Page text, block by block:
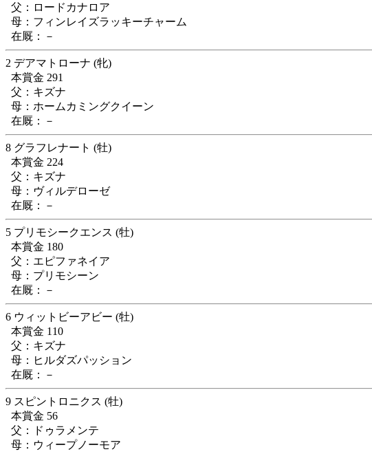
父：ロードカナロア
母：フィンレイズラッキーチャーム
在厩：－
2 デアマトローナ (牝)
本賞金 291
父：キズナ
母：ホームカミングクイーン
在厩：－
8 グラフレナート (牡)
本賞金 224
父：キズナ
母：ヴィルデローゼ
在厩：－
5 プリモシークエンス (牡)
本賞金 180
父：エピファネイア
母：プリモシーン
在厩：－
6 ウィットビーアビー (牡)
本賞金 110
父：キズナ
母：ヒルダズパッション
在厩：－
9 スピントロニクス (牡)
本賞金 56
父：ドゥラメンテ
母：ウィープノーモア